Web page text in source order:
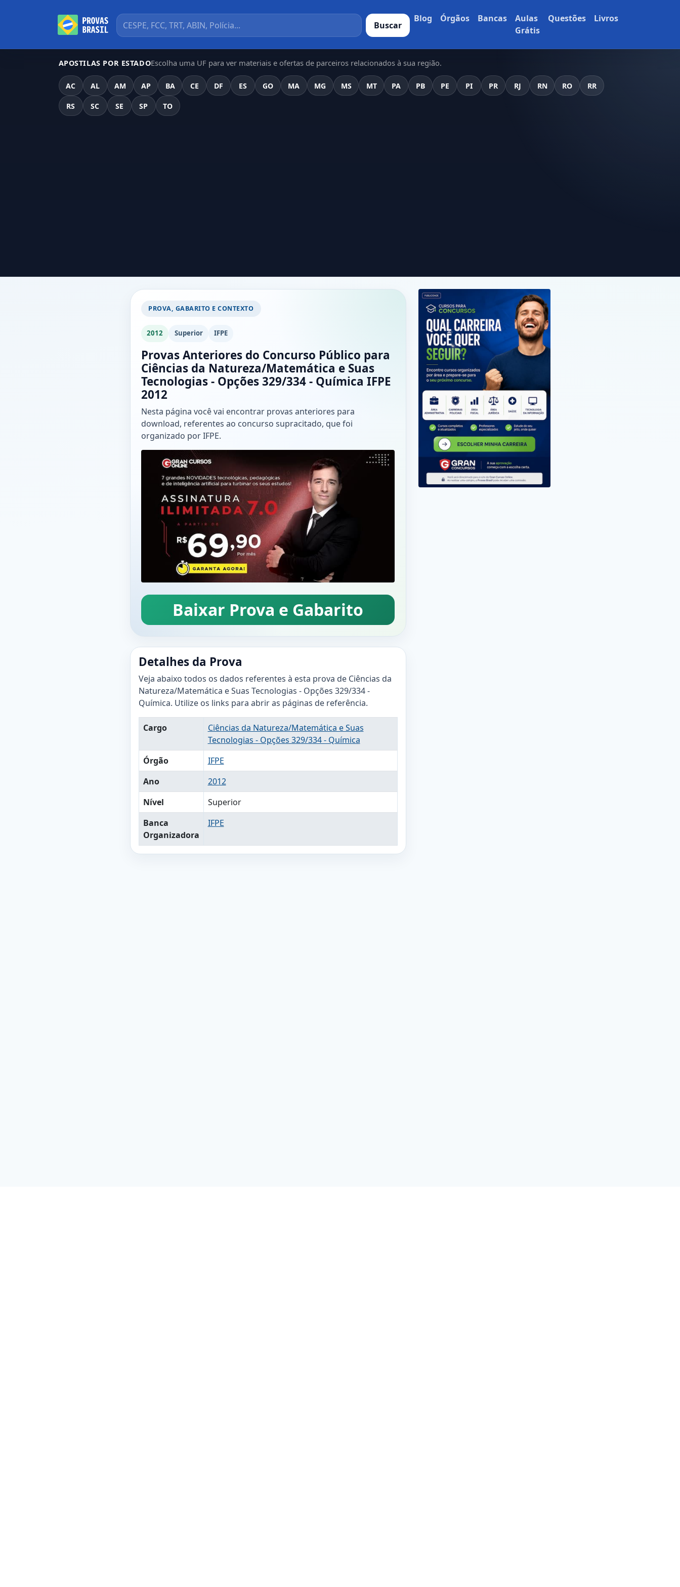
Buscar
Blog Órgãos Bancas
Aulas
Grátis
Questões Livros
APOSTILAS POR ESTADOEscolha uma UF para ver materiais e ofertas de parceiros relacionados à sua região.
AC AL AM AP BA CE DF ES GO MA MG MS MT PA PB PE PI PR RJ RN RO RR
RS SC SE SP TO
PROVA, GABARITO E CONTEXTO
2012 Superior IFPE
Provas Anteriores do Concurso Público para
Ciências da Natureza/Matemática e Suas
Tecnologias - Opções 329/334 - Química IFPE
2012
Nesta página você vai encontrar provas anteriores para
download, referentes ao concurso supracitado, que foi
organizado por IFPE.
Baixar Prova e Gabarito
Detalhes da Prova
Veja abaixo todos os dados referentes à esta prova de Ciências da
Natureza/Matemática e Suas Tecnologias - Opções 329/334 -
Química. Utilize os links para abrir as páginas de referência.
Cargo
Ciências da Natureza/Matemática e Suas
Tecnologias - Opções 329/334 - Química
Órgão
IFPE
Ano
2012
Nível
Superior
Banca
Organizadora
IFPE